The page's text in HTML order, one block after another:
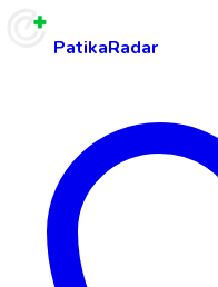
PatikaRadar